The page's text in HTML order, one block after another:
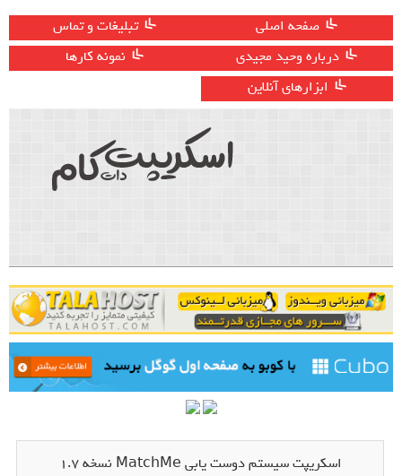
صفحه اصلی
تبلیغات و تماس
درباره وحید مجیدی
نمونه کارها
ابزارهای آنلاین
اسکریپت سیستم دوست یابی MatchMe نسخه 1.7